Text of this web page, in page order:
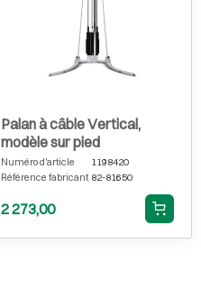
Palan à câble Vertical,
modèle sur pied
Numéro d'article
1198420
Référence fabricant 82-81650
2 273,00